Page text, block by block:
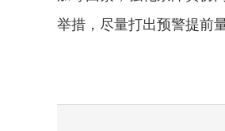
举措，尽量打出预警提前